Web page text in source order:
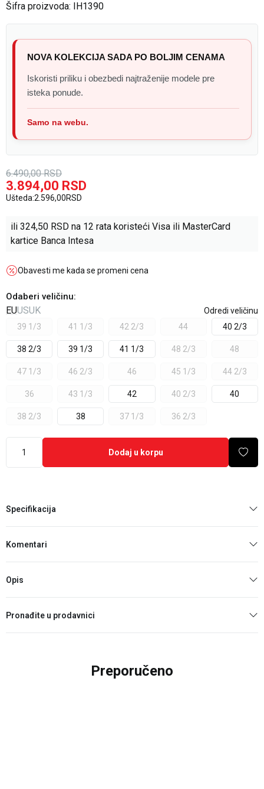
Šifra proizvoda: IH1390
NOVA KOLEKCIJA SADA PO BOLJIM CENAMA
Iskoristi priliku i obezbedi najtraženije modele pre
isteka ponude.
Samo na webu.
6.490,00 RSD
3.894,00 RSD
Ušteda:2.596,00RSD
ili 324,50 RSD na 12 rata koristeći Visa ili MasterCard
kartice Banca Intesa
Obavesti me kada se promeni cena
Odaberi veličinu:
EUUSUK
Odredi veličinu
39 1/3
41 1/3 42 2/3 44 40 2/3
38 2/3 39 1/3 41 1/3 48 2/3 48
47 1/3 46 2/3 46 45 1/3 44 2/3
36 43 1/3 42 40 2/3 40
38 2/3 38 37 1/3 36 2/3
Dodaj u korpu
Specifikacija
Komentari
Opis
Pronađite u prodavnici
Preporučeno